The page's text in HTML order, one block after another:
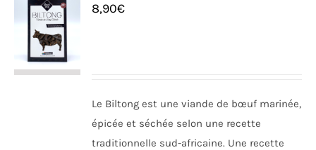
8,90€
Le Biltong est une viande de bœuf marinée,
épicée et séchée selon une recette
traditionnelle sud-africaine. Une recette